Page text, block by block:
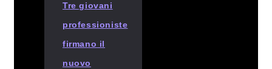
Tre giovani
professioniste
firmano il
nuovo